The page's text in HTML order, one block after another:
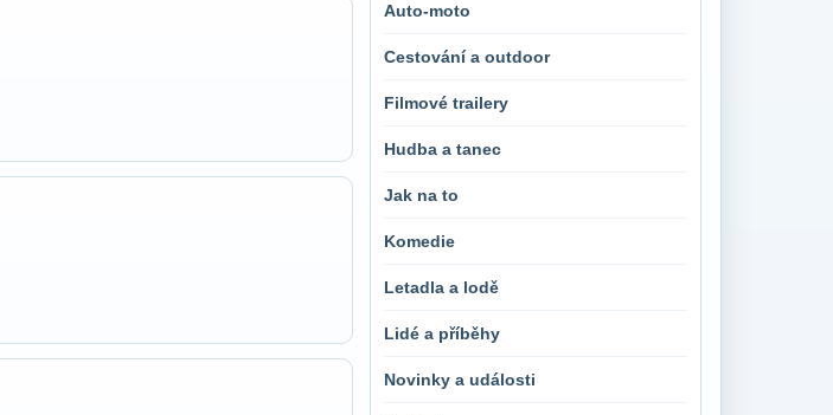
Auto-moto
Cestování a outdoor
Filmové trailery
Hudba a tanec
Jak na to
Komedie
Letadla a lodě
Lidé a příběhy
Novinky a události